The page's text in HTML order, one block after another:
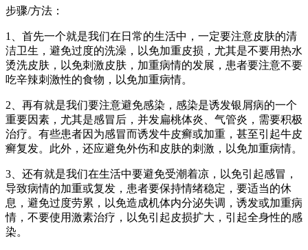
步骤/方法：
1、首先一个就是我们在日常的生活中，一定要注意皮肤的清
洁卫生，避免过度的洗澡，以免加重皮损，尤其是不要用热水
烫洗皮肤，以免刺激皮肤，加重病情的发展，患者要注意不要
吃辛辣刺激性的食物，以免加重病情。
2、再有就是我们要注意避免感染，感染是诱发银屑病的一个
重要因素，尤其是感冒后，并发扁桃体炎、气管炎，需要积极
治疗。有些患者因为感冒而诱发牛皮癣或加重，甚至引起牛皮
癣复发。此外，还应避免外伤和皮肤的刺激，以免加重病情。
3、还有就是我们在生活中要避免受潮着凉，以免引起感冒，
导致病情的加重或复发，患者要保持情绪稳定，要适当的休
息，避免过度劳累，以免造成机体内分泌失调，诱发或加重病
情，不要使用激素治疗，以免引起皮损扩大，引起全身性的感
染。